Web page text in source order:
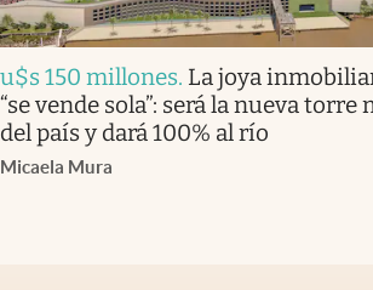
u$s 150 millones. La joya
“se vende sola”: será la nueva torre
del país y dará 100% al río
Micaela Mura